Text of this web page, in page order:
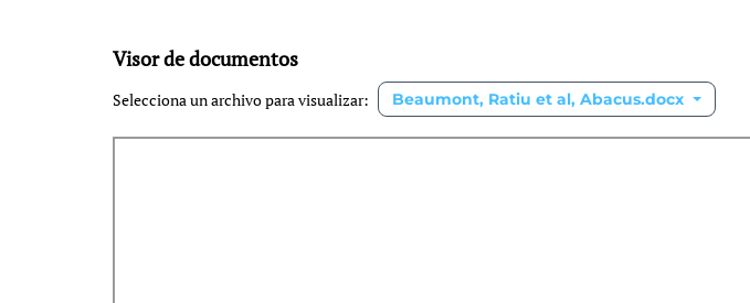
Visor de documentos
Selecciona un archivo para visualizar: Beaumont, Ratiu et al, Abacus.docx